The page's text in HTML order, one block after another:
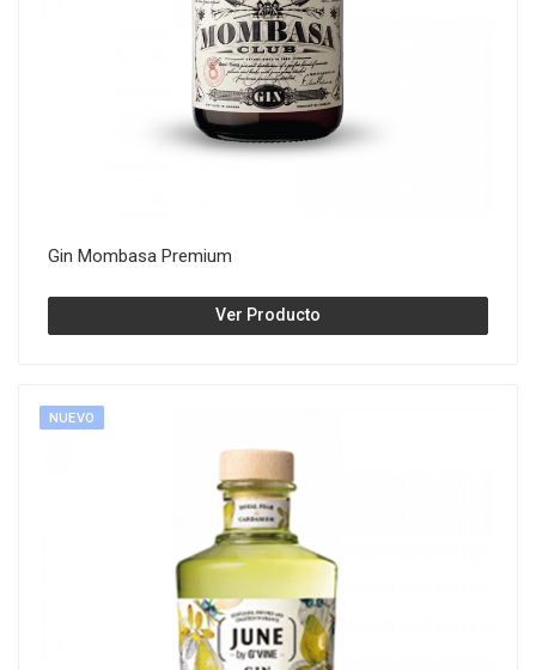
Gin Mombasa Premium
Ver Producto
NUEVO